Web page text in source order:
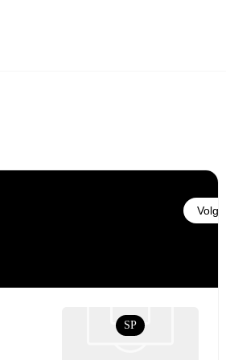
Volgen
SP